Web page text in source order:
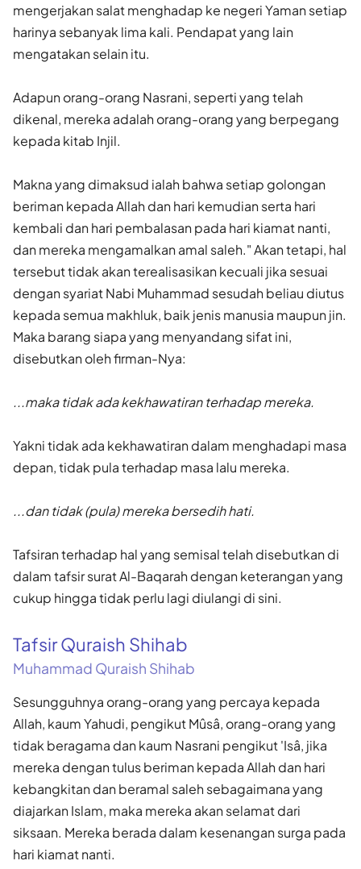
mengerjakan salat menghadap ke negeri Yaman setiap
harinya sebanyak lima kali. Pendapat yang lain
mengatakan selain itu.
Adapun orang-orang Nasrani, seperti yang telah
dikenal, mereka adalah orang-orang yang berpegang
kepada kitab Injil.
Makna yang dimaksud ialah bahwa setiap golongan
beriman kepada Allah dan hari kemudian serta hari
kembali dan hari pembalasan pada hari kiamat nanti,
dan mereka mengamalkan amal saleh." Akan tetapi, hal
tersebut tidak akan terealisasikan kecuali jika sesuai
dengan syariat Nabi Muhammad sesudah beliau diutus
kepada semua makhluk, baik jenis manusia maupun jin.
Maka barang siapa yang menyandang sifat ini,
disebutkan oleh firman-Nya:
...maka tidak ada kekhawatiran terhadap mereka.
Yakni tidak ada kekhawatiran dalam menghadapi masa
depan, tidak pula terhadap masa lalu mereka.
...dan tidak (pula) mereka bersedih hati.
Tafsiran terhadap hal yang semisal telah disebutkan di
dalam tafsir surat Al-Baqarah dengan keterangan yang
cukup hingga tidak perlu lagi diulangi di sini.
Tafsir Quraish Shihab
Muhammad Quraish Shihab
Sesungguhnya orang-orang yang percaya kepada
Allah, kaum Yahudi, pengikut Mûsâ, orang-orang yang
tidak beragama dan kaum Nasrani pengikut 'Isâ, jika
mereka dengan tulus beriman kepada Allah dan hari
kebangkitan dan beramal saleh sebagaimana yang
diajarkan Islam, maka mereka akan selamat dari
siksaan. Mereka berada dalam kesenangan surga pada
hari kiamat nanti.